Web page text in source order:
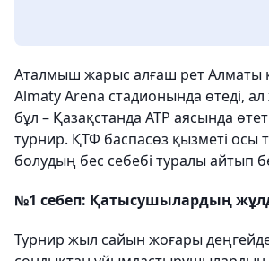
Аталмыш жарыс алғаш рет Алматы
Almaty Arena стадионында өтеді,
бұл – Қазақстанда ATP аясында
турнир. ҚТФ баспасөз қызметі осы
болудың бес себебі туралы айтып
№1 себеп: Қатысушылардың
Турнир жыл сайын жоғары деңгейде